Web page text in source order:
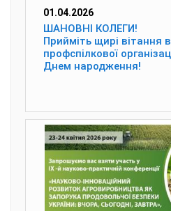
01.04.2026
ШАНОВНІ КОЛЕГИ!
Прийміть щирі вітання
профспілкової
Днем народження!